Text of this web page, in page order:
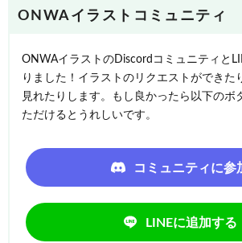
ONWAイラストコミュニティ
ONWAイラストのDiscordコミュニティと
りました！イラストのリクエストができた
見れたりします。もし良かったら以下のボ
ただけるとうれしいです。
コミュニティに参
LINEに追加する